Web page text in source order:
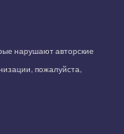
нарушают авторские
пожалуйста,